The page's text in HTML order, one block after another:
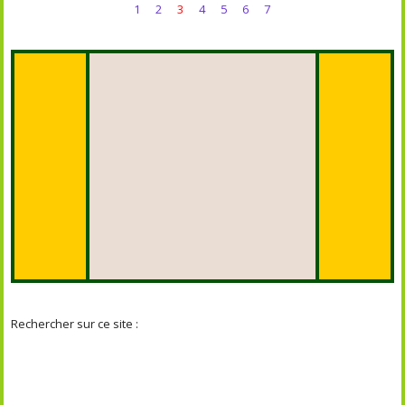
1 2 3 4 5 6 7
Rechercher sur ce site :